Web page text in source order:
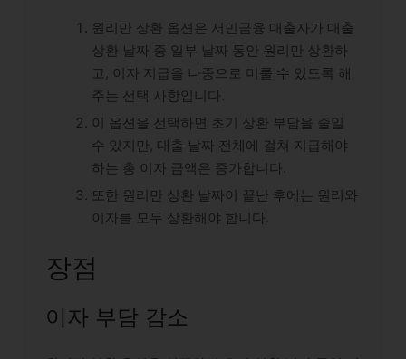
원리만 상환 옵션은 서민금융 대출자가 대출
상환 날짜 중 일부 날짜 동안 원리만 상환하
고, 이자 지급을 나중으로 미룰 수 있도록 해
주는 선택 사항입니다.
이 옵션을 선택하면 초기 상환 부담을 줄일
수 있지만, 대출 날짜 전체에 걸쳐 지급해야
하는 총 이자 금액은 증가합니다.
또한 원리만 상환 날짜이 끝난 후에는 원리와
이자를 모두 상환해야 합니다.
장점
이자 부담 감소